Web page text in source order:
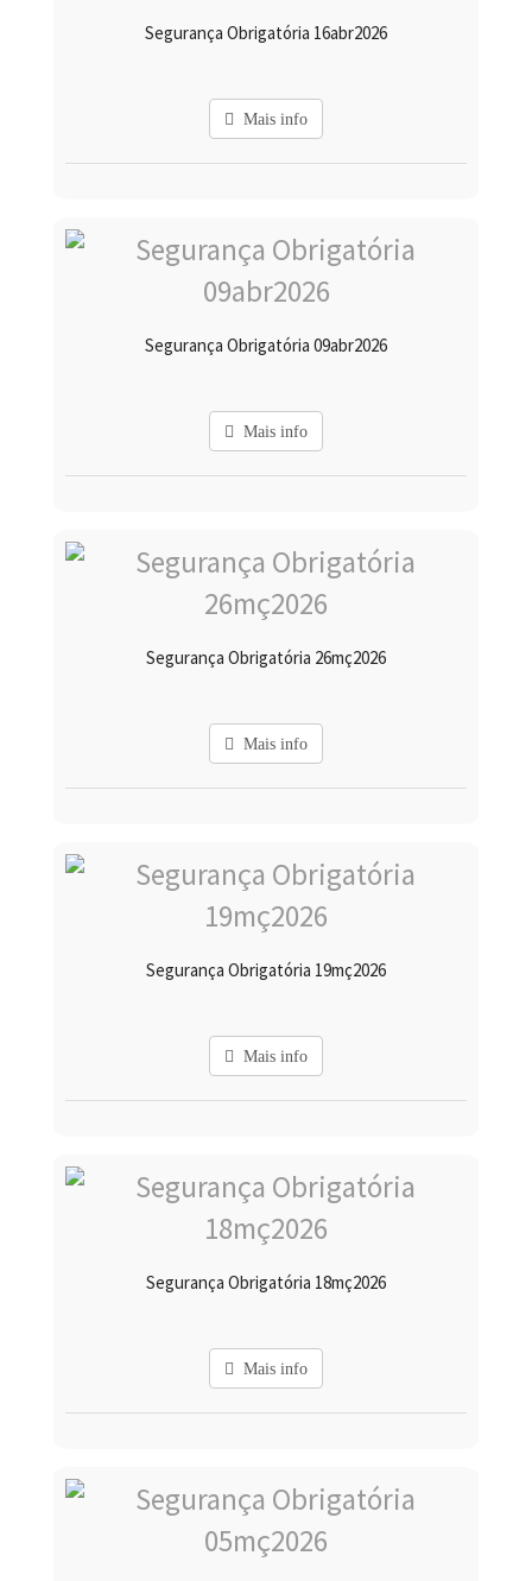
Segurança Obrigatória 16abr2026
Mais info
Segurança Obrigatória 09abr2026
Mais info
Segurança Obrigatória 26mç2026
Mais info
Segurança Obrigatória 19mç2026
Mais info
Segurança Obrigatória 18mç2026
Mais info